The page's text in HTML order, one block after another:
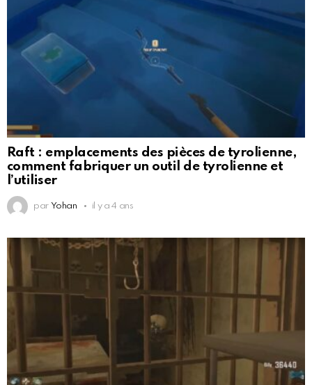
Raft : emplacements des pièces de tyrolienne,
comment fabriquer un outil de tyrolienne et
l’utiliser
par Yohan il y a 4 ans